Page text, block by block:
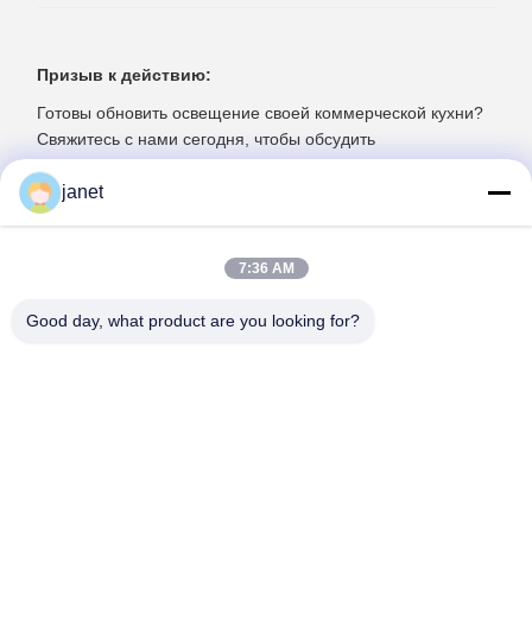
Призыв к действию:
Готовы обновить освещение своей коммерческой кухни?
Свяжитесь с нами сегодня, чтобы обсудить
индивидуальные светодиодные решения GU10, которые
соответствуют вашим конкретным потребностям и
бюджету.
janet
7:36 AM
Good day, what product are you looking for?